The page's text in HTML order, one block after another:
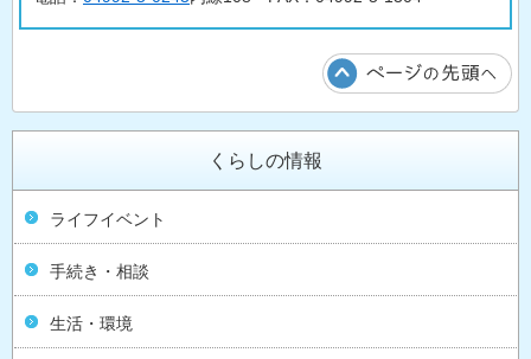
くらしの情報
ライフイベント
手続き・相談
生活・環境